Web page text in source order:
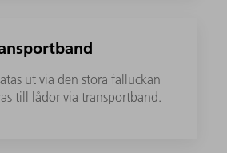
ut via den stora falluckan
till lådor via transportband.